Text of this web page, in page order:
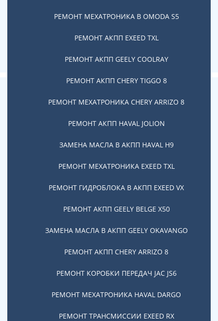
РЕМОНТ МЕХАТРОНИКА В OMODA S5
РЕМОНТ АКПП EXEED TXL
РЕМОНТ АКПП GEELY COOLRAY
РЕМОНТ АКПП CHERY TIGGO 8
РЕМОНТ МЕХАТРОНИКА CHERY ARRIZO 8
РЕМОНТ АКПП HAVAL JOLION
ЗАМЕНА МАСЛА В АКПП HAVAL H9
РЕМОНТ МЕХАТРОНИКА EXEED TXL
РЕМОНТ ГИДРОБЛОКА В АКПП EXEED VX
РЕМОНТ АКПП GEELY BELGE X50
ЗАМЕНА МАСЛА В АКПП GEELY OKAVANGO
РЕМОНТ АКПП CHERY ARRIZO 8
РЕМОНТ КОРОБКИ ПЕРЕДАЧ JAC JS6
РЕМОНТ МЕХАТРОНИКА HAVAL DARGO
РЕМОНТ ТРАНСМИССИИ EXEED RX
большие шансы исправить неполадки и избежать
Записывайтесь на диагностику и ремонт коробки
ДСГ в наш сервис в Москве по телефону+7 (495) 150-
Наши преимущества
Заканчиваем ремонт в срок
Заканчиваем ремонт точно в оговоренный срок
Команда профессионалов
В нашем техцентре работают мастера с опытом от
Фиксированная смета
Качественные детали
Используем только качественные детали